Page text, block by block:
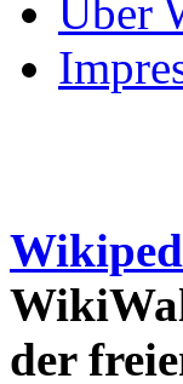
Über
der